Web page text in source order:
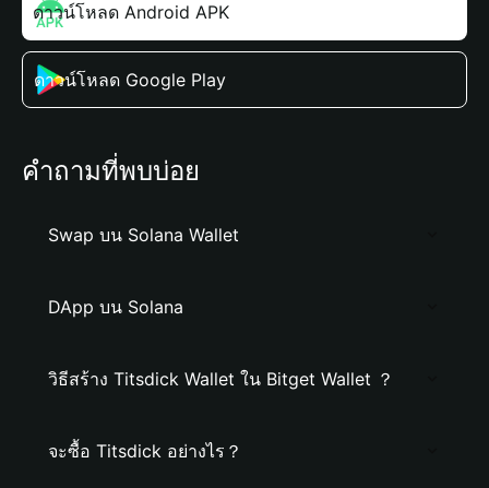
ดาวน์โหลด Android APK
ดาวน์โหลด Google Play
คำถามที่พบบ่อย
Swap บน Solana Wallet
DApp บน Solana
วิธีสร้าง Titsdick Wallet ใน Bitget Wallet ？
จะซื้อ Titsdick อย่างไร？